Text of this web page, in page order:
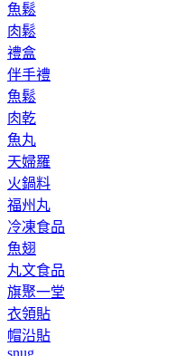
魚鬆
肉鬆
禮盒
伴手禮
魚鬆
肉乾
魚丸
天婦羅
火鍋料
福州丸
冷凍食品
魚翅
丸文食品
旗聚一堂
衣領貼
帽沿貼
snug